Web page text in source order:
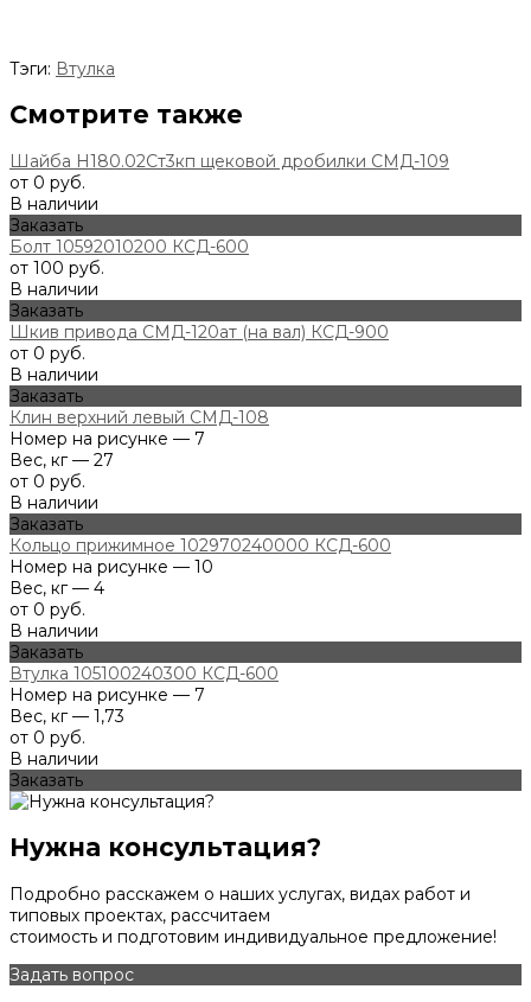
Тэги: Втулка
Смотрите также
Шайба Н180.02Ст3кп щековой дробилки СМД-109
от 0 руб.
В наличии
Заказать
Болт 10592010200 КСД-600
от 100 руб.
В наличии
Заказать
Шкив привода СМД-120ат (на вал) КСД-900
от 0 руб.
В наличии
Заказать
Клин верхний левый СМД-108
Номер на рисунке — 7
Вес, кг — 27
от 0 руб.
В наличии
Заказать
Кольцо прижимное 102970240000 КСД-600
Номер на рисунке — 10
Вес, кг — 4
от 0 руб.
В наличии
Заказать
Втулка 105100240300 КСД-600
Номер на рисунке — 7
Вес, кг — 1,73
от 0 руб.
В наличии
Заказать
Нужна консультация?
Подробно расскажем о наших услугах, видах работ и
типовых проектах, рассчитаем
стоимость и подготовим индивидуальное предложение!
Задать вопрос